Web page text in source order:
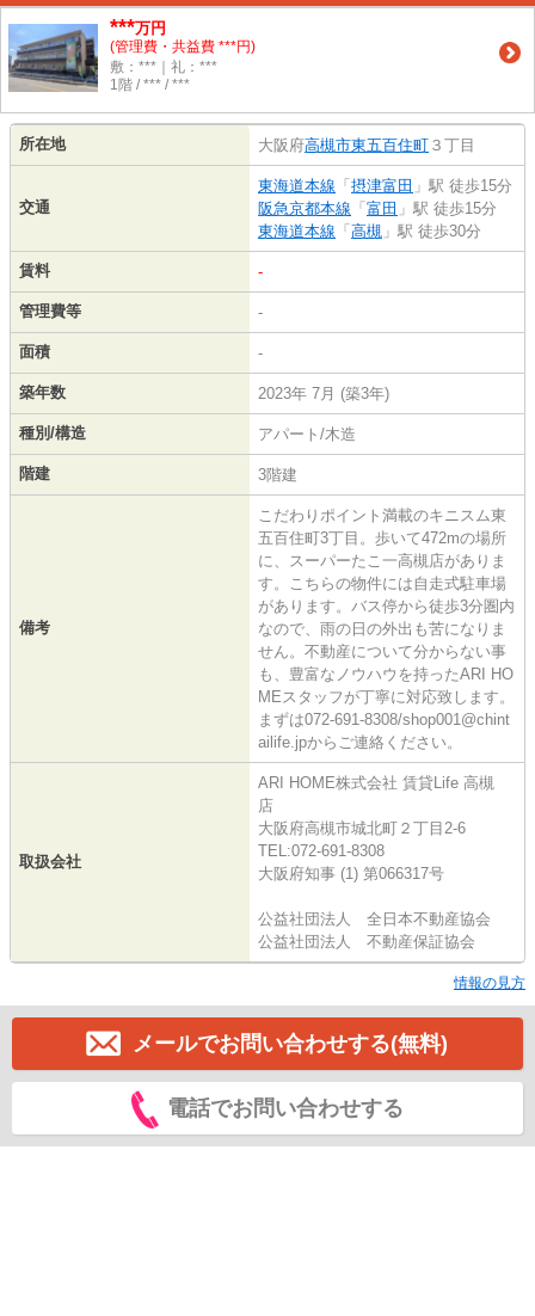
***万円
(管理費・共益費 ***円)
敷：***｜礼：***
1階 / *** / ***
所在地 大阪府高槻市東五百住町 ３丁目
交通
東海道本線 「 摂津富田 」駅 徒歩15分
阪急京都本線 「 富田 」駅 徒歩15分
東海道本線 「 高槻 」駅 徒歩30分
賃料 -
管理費等 -
面積 -
築年数 2023年 7月 (築3年)
種別/構造 アパート/木造
階建 3階建
備考
こだわりポイント満載のキニスム東
五百住町3丁目。歩いて472mの場所
に、スーパーたこ一高槻店がありま
す。こちらの物件には自走式駐車場
があります。バス停から徒歩3分圏内
なので、雨の日の外出も苦になりま
せん。不動産について分からない事
も、豊富なノウハウを持ったARI HO
MEスタッフが丁寧に対応致します。
まずは072-691-8308/shop001@chint
ailife.jpからご連絡ください。
取扱会社
ARI HOME株式会社 賃貸Life 高槻
店
大阪府高槻市城北町２丁目2-6
TEL:072-691-8308
大阪府知事 (1) 第066317号
公益社団法人 全日本不動産協会
公益社団法人 不動産保証協会
情報の見方
メールでお問い合わせする(無料)
電話でお問い合わせする